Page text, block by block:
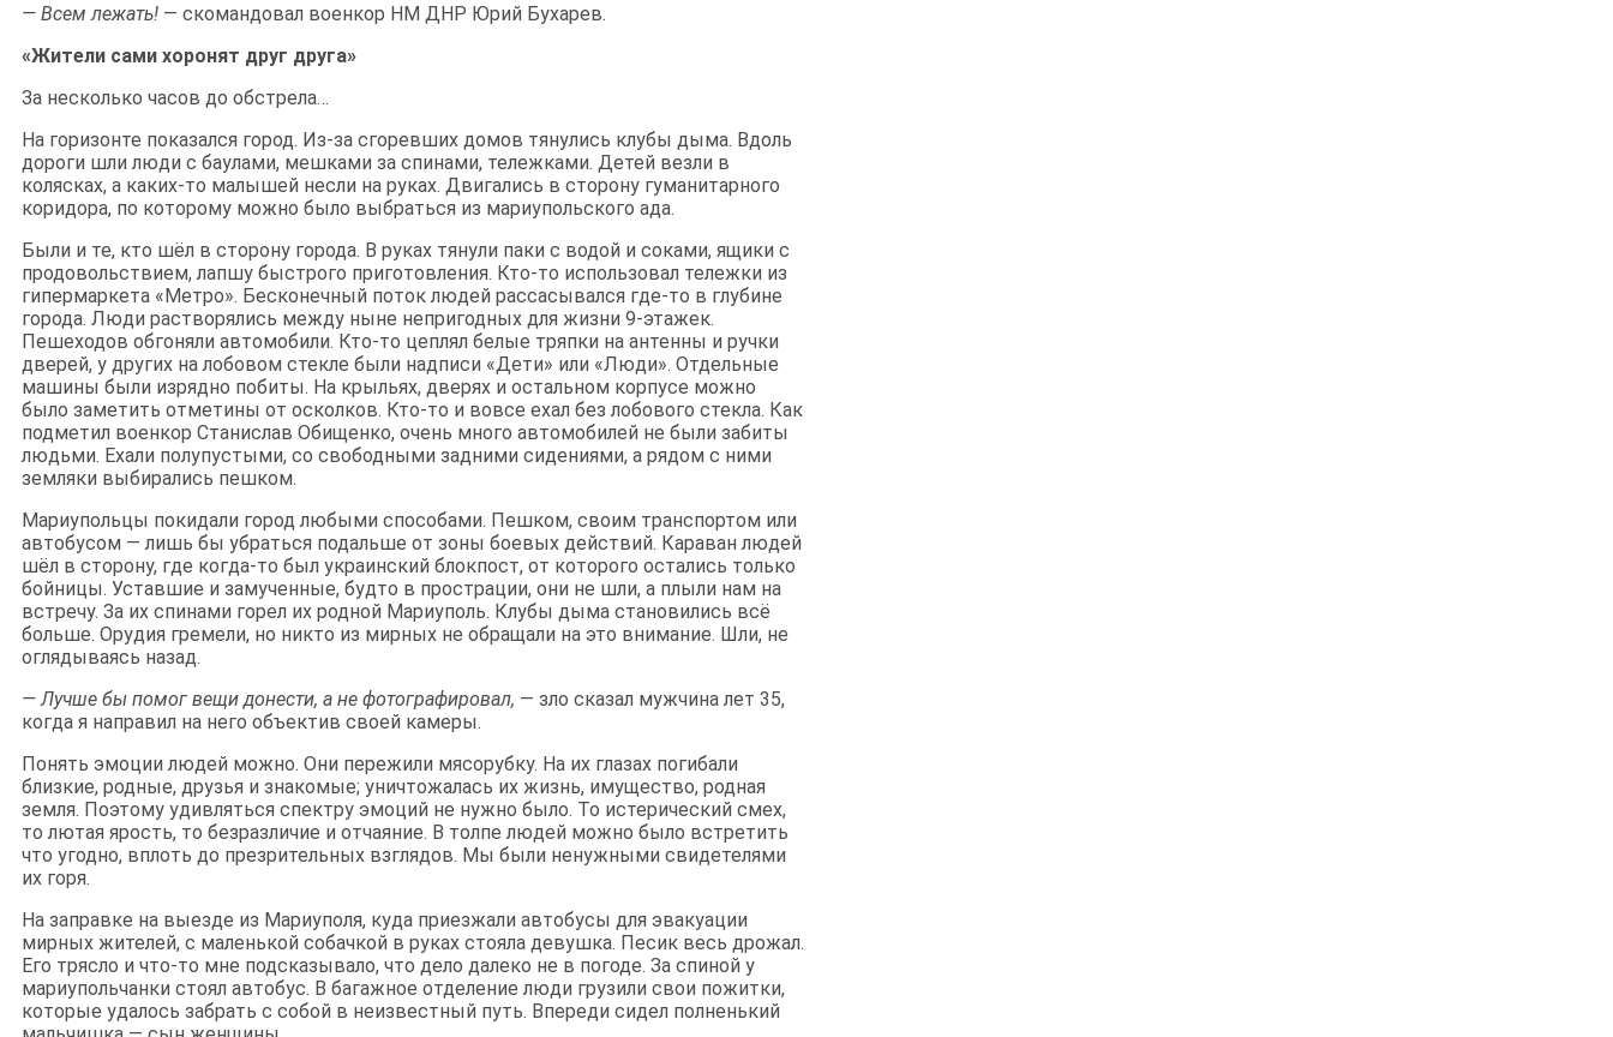
— Всем лежать! — скомандовал военкор НМ ДНР Юрий Бухарев.
«Жители сами хоронят друг друга»
За несколько часов до обстрела…
На горизонте показался город. Из-за сгоревших домов тянулись клубы дыма. Вдоль
дороги шли люди с баулами, мешками за спинами, тележками. Детей везли в
колясках, а каких-то малышей несли на руках. Двигались в сторону гуманитарного
коридора, по которому можно было выбраться из мариупольского ада.
Были и те, кто шёл в сторону города. В руках тянули паки с водой и соками, ящики с
продовольствием, лапшу быстрого приготовления. Кто-то использовал тележки из
гипермаркета «Метро». Бесконечный поток людей рассасывался где-то в глубине
города. Люди растворялись между ныне непригодных для жизни 9-этажек.
Пешеходов обгоняли автомобили. Кто-то цеплял белые тряпки на антенны и ручки
дверей, у других на лобовом стекле были надписи «Дети» или «Люди». Отдельные
машины были изрядно побиты. На крыльях, дверях и остальном корпусе можно
было заметить отметины от осколков. Кто-то и вовсе ехал без лобового стекла. Как
подметил военкор Станислав Обищенко, очень много автомобилей не были забиты
людьми. Ехали полупустыми, со свободными задними сидениями, а рядом с ними
земляки выбирались пешком.
Мариупольцы покидали город любыми способами. Пешком, своим транспортом или
автобусом — лишь бы убраться подальше от зоны боевых действий. Караван людей
шёл в сторону, где когда-то был украинский блокпост, от которого остались только
бойницы. Уставшие и замученные, будто в прострации, они не шли, а плыли нам на
встречу. За их спинами горел их родной Мариуполь. Клубы дыма становились всё
больше. Орудия гремели, но никто из мирных не обращали на это внимание. Шли, не
оглядываясь назад.
— Лучше бы помог вещи донести, а не фотографировал, — зло сказал мужчина лет 35,
когда я направил на него объектив своей камеры.
Понять эмоции людей можно. Они пережили мясорубку. На их глазах погибали
близкие, родные, друзья и знакомые; уничтожалась их жизнь, имущество, родная
земля. Поэтому удивляться спектру эмоций не нужно было. То истерический смех,
то лютая ярость, то безразличие и отчаяние. В толпе людей можно было встретить
что угодно, вплоть до презрительных взглядов. Мы были ненужными свидетелями
их горя.
На заправке на выезде из Мариуполя, куда приезжали автобусы для эвакуации
мирных жителей, с маленькой собачкой в руках стояла девушка. Песик весь дрожал.
Его трясло и что-то мне подсказывало, что дело далеко не в погоде. За спиной у
мариупольчанки стоял автобус. В багажное отделение люди грузили свои пожитки,
которые удалось забрать с собой в неизвестный путь. Впереди сидел полненький